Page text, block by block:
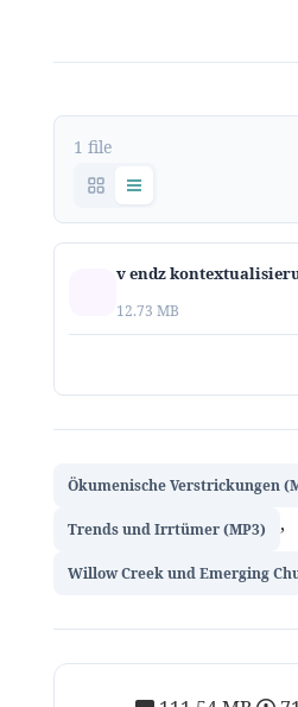
1 file
v endz
12.73 MB
Ökumenische Verstrickungen
Trends und Irrtümer (MP3) ,
Willow Creek und Emerging